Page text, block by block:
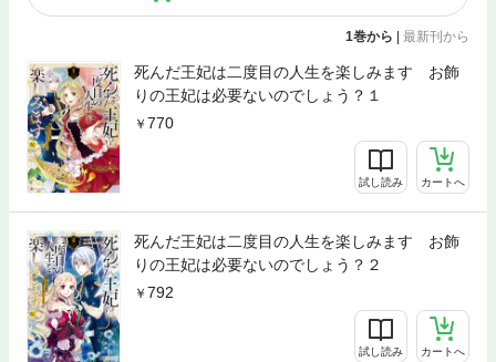
1巻から | 最新刊から
死んだ王妃は二度目の人生を楽しみます お飾
りの王妃は必要ないのでしょう？１
770
試し読み カートへ
死んだ王妃は二度目の人生を楽しみます お飾
りの王妃は必要ないのでしょう？２
792
試し読み カートへ